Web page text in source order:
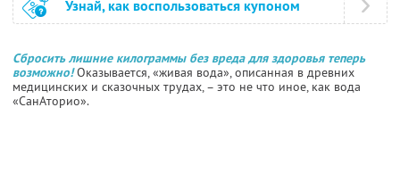
Узнай, как воспользоваться купоном
Сбросить лишние килограммы без вреда для здоровья теперь
возможно!Оказывается, «живая вода», описанная в древних
медицинских и сказочных трудах, – это не что иное, как вода
«СанАторио».